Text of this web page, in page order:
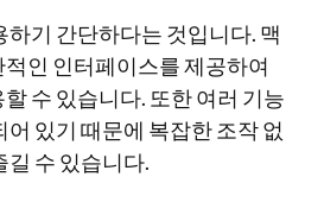
하기 간단하다는 것입니다. 맥
인 인터페이스를 제공하여
수 있습니다. 또한 여러 기능
어 있기 때문에 복잡한 조작 없
길 수 있습니다.